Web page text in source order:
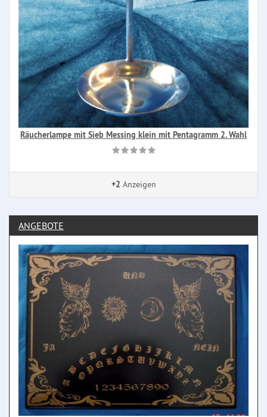
Räucherlampe mit Sieb Messing klein mit Pentagramm 2. Wahl
+2 Anzeigen
ANGEBOTE